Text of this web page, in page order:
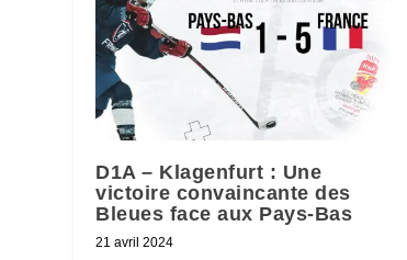
D1A – Klagenfurt : Une
victoire convaincante des
Bleues face aux Pays-Bas
21 avril 2024